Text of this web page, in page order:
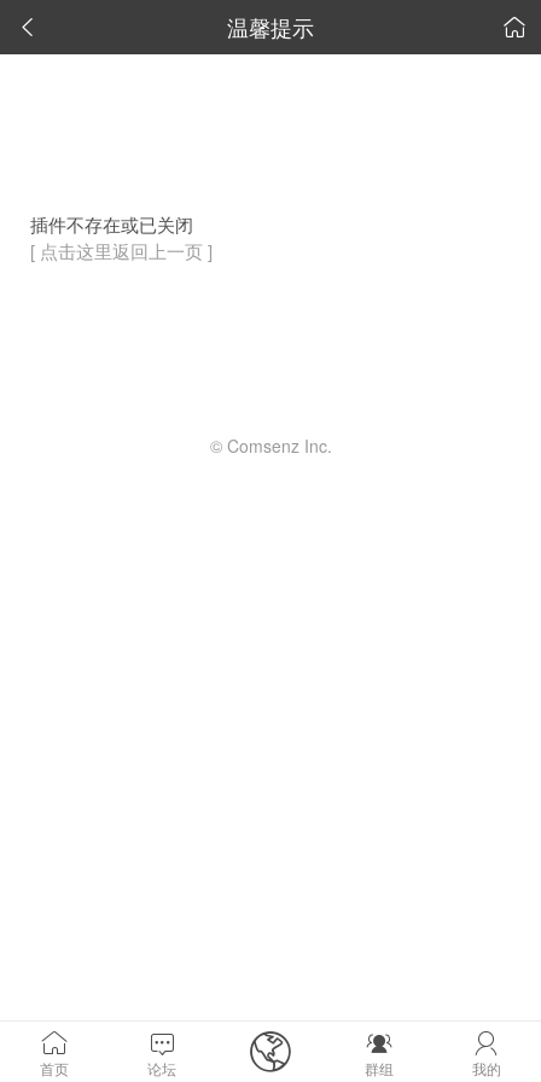
 温馨提示 
插件不存在或已关闭
[ 点击这里返回上一页 ]

首页

论坛  
群组

我的
© Comsenz Inc.